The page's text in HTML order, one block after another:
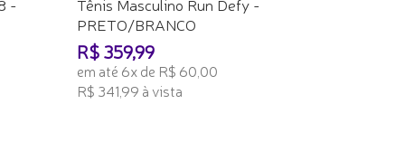
PRETO/BRANCO
R$ 359,99
em até 6x de R$ 60,00
R$ 341,99 à vista